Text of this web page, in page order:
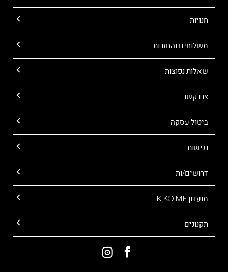
חנויות
משלוחים והחזרות
שאלות נפוצות
צרו קשר
ביטול עסקה
נגישות
דרושים/ות
מועדון KIKO ME
תקנונים